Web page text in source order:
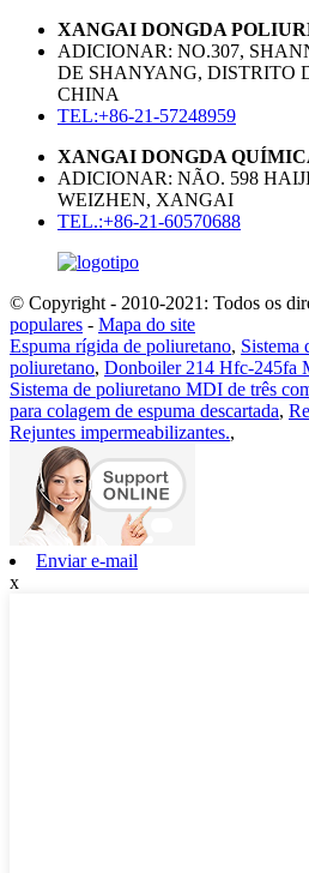
XANGAI DONGDA
ADICIONAR: NO.307,
DE SHANYANG, DISTRITO
CHINA
TEL:+86-21-57248959
XANGAI DONGDA
ADICIONAR: NÃO. 598
WEIZHEN, XANGAI
TEL.:+86-21-60570688
© Copyright - 2010-2021: Todos os
populares - Mapa do site
Espuma rígida de poliuretano, Sistema
poliuretano, Donboiler 214 Hfc-245fa
Sistema de poliuretano MDI de três
para colagem de espuma descartada,
Rejuntes impermeabilizantes.,
Enviar e-mail
x